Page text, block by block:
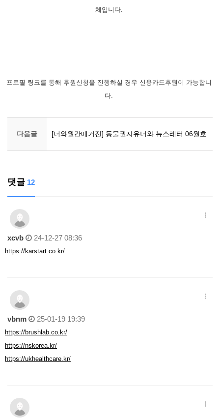
체입니다.
프로필 링크를 통해 후원신청을 진행하실 경우 신용카드후원이 가능합니
다.
다음글 [너와월간매거진] 동물권자유너와 뉴스레터 06월호
댓글 12
xcvb 24-12-27 08:36
https://karstart.co.kr/
vbnm 25-01-19 19:39
https://brushlab.co.kr/
https://nskorea.kr/
https://ukhealthcare.kr/